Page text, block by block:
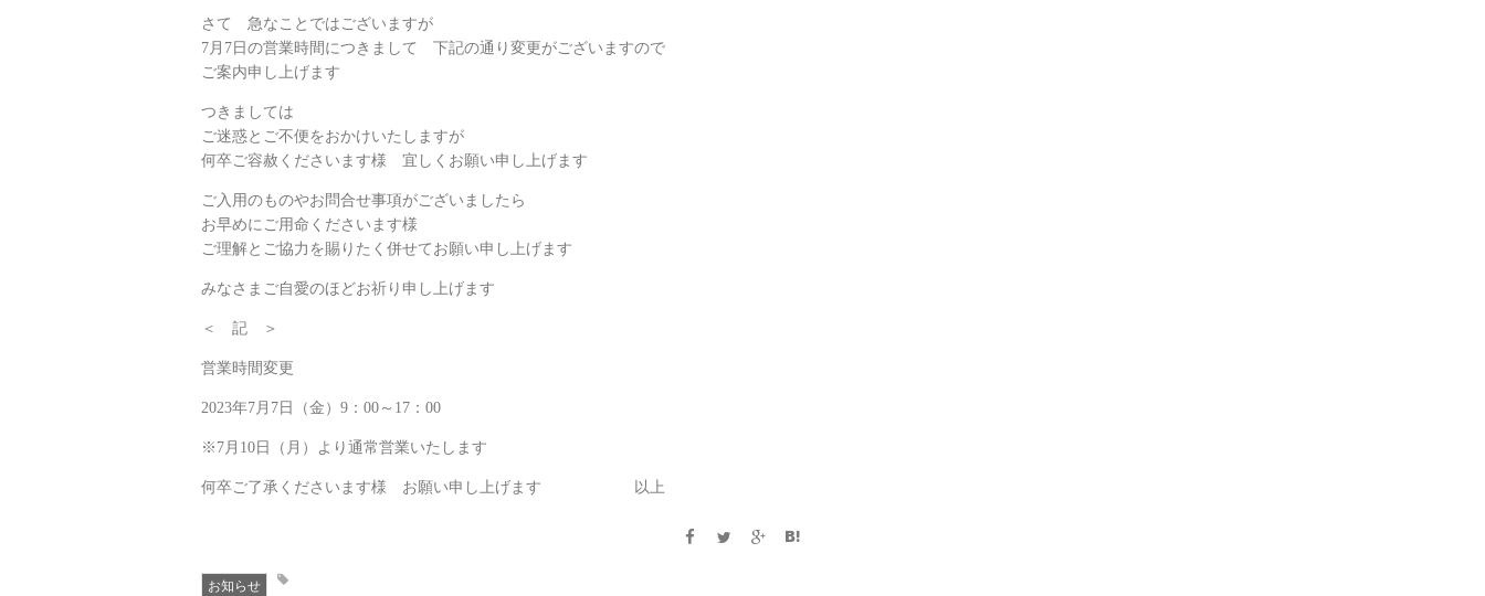
さて 急なことではございますが
7月7日の営業時間につきまして 下記の通り変更がございますので
ご案内申し上げます
つきましては
ご迷惑とご不便をおかけいたしますが
何卒ご容赦くださいます様 宜しくお願い申し上げます
ご入用のものやお問合せ事項がございましたら
お早めにご用命くださいます様
ご理解とご協力を賜りたく併せてお願い申し上げます
みなさまご自愛のほどお祈り申し上げます
＜ 記 ＞
営業時間変更
2023年7月7日（金）9：00～17：00
※7月10日（月）より通常営業いたします
何卒ご了承くださいます様 お願い申し上げます 以上
お知らせ